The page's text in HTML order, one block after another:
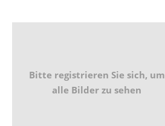
Bitte registrieren Sie sich, um
alle Bilder zu sehen